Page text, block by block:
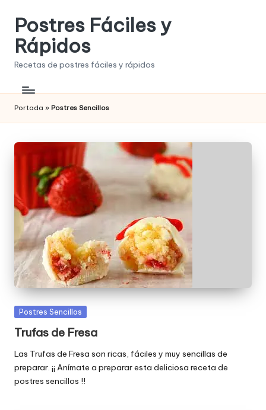
Saltar
contenido
Postres Fáciles y
Rápidos
Recetas de postres fáciles y rápidos
Portada » Postres Sencillos
Publicada
Postres Sencillos
Trufas de Fresa
Las Trufas de Fresa son ricas, fáciles y muy sencillas de
preparar. ¡¡ Anímate a preparar esta deliciosa receta de
postres sencillos !!